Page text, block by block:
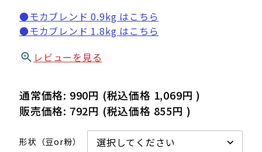
●モカブレンド 0.9kg はこちら
●モカブレンド 1.8kg はこちら
レビューを見る
通常価格: 990円 (税込価格 1,069円 )
販売価格: 792円 (税込価格 855円 )
形状（豆or粉）